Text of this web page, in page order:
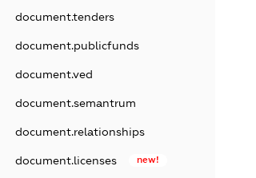
document.tenders
document.publicfunds
document.ved
document.semantrum
document.relationships
document.licenses new!